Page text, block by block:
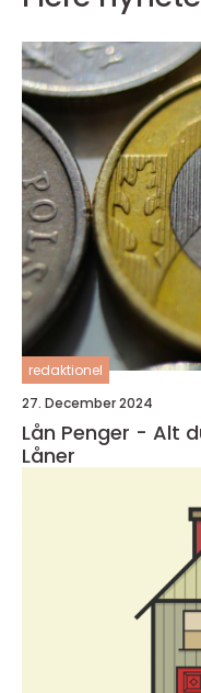
redaktionel
27. December 2024
Lån Penger - Alt
Låner